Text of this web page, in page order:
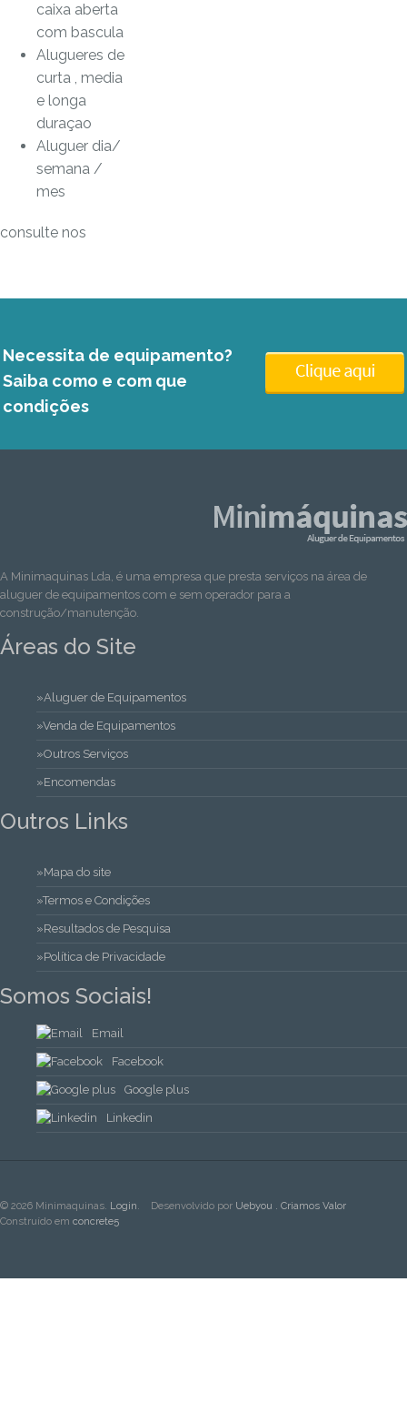
caixa aberta
com bascula
Alugueres de
curta , media
e longa
duraçao
Aluguer dia/
semana /
mes
consulte nos
Necessita de equipamento?
Saiba como e com que
condições
A Minimaquinas Lda, é uma empresa que presta serviços na área de
aluguer de equipamentos com e sem operador para a
construção/manutenção.
Áreas do Site
»Aluguer de Equipamentos
»Venda de Equipamentos
»Outros Serviços
»Encomendas
Outros Links
»Mapa do site
»Termos e Condições
»Resultados de Pesquisa
»Política de Privacidade
Somos Sociais!
Email
Facebook
Google plus
Linkedin
© 2026 Minimaquinas. Login. Desenvolvido por Uebyou . Criamos Valor
Construído em concrete5